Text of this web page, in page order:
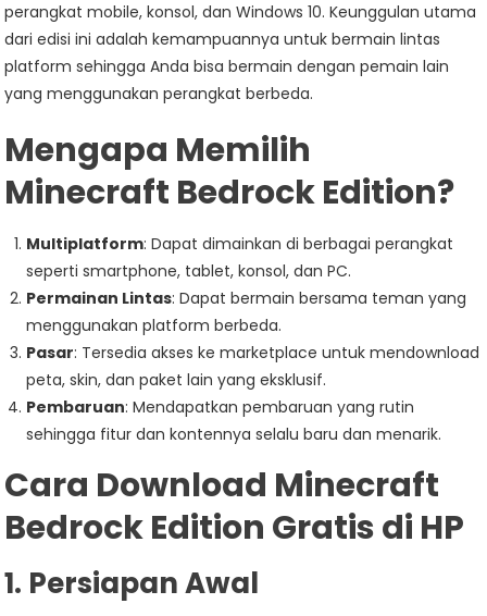
perangkat mobile, konsol, dan Windows 10. Keunggulan utama
dari edisi ini adalah kemampuannya untuk bermain lintas
platform sehingga Anda bisa bermain dengan pemain lain
yang menggunakan perangkat berbeda.
Mengapa Memilih
Minecraft Bedrock Edition?
Multiplatform: Dapat dimainkan di berbagai perangkat
seperti smartphone, tablet, konsol, dan PC.
Permainan Lintas: Dapat bermain bersama teman yang
menggunakan platform berbeda.
Pasar: Tersedia akses ke marketplace untuk mendownload
peta, skin, dan paket lain yang eksklusif.
Pembaruan: Mendapatkan pembaruan yang rutin
sehingga fitur dan kontennya selalu baru dan menarik.
Cara Download Minecraft
Bedrock Edition Gratis di HP
1. Persiapan Awal